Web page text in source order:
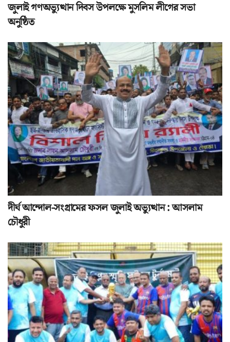
জুলাই গণঅভ্যুত্থান দিবস উপলক্ষে মুসলিম লীগের সভা
অনুষ্ঠিত
দীর্ঘ আন্দোল-সংগ্রামের ফসল জুলাই অভ্যুত্থান : আসলাম
চৌধুরী